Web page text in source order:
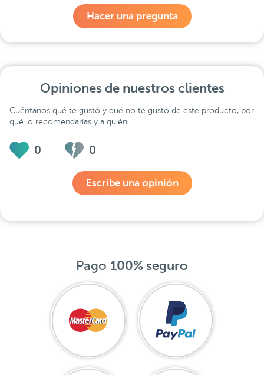
Hacer una pregunta
Opiniones de nuestros clientes
Cuéntanos qué te gustó y qué no te gustó de este producto, por
qué lo recomendarías y a quién.
0 0
Escribe una opinión
Pago 100% seguro